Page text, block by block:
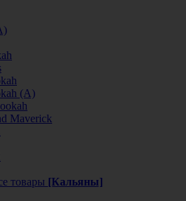
(А)
Maverick
товары [Кальяны]